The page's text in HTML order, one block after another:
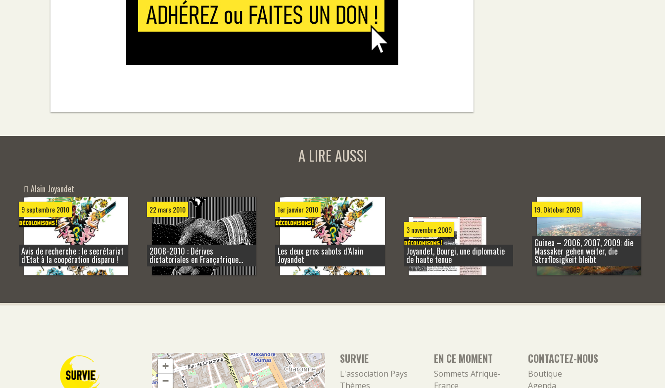
A LIRE AUSSI
Alain Joyandet
9 septembre 2010
Avis de recherche : le secrétariat
d’Etat à la coopération disparu !
22 mars 2010
2008-2010 : Dérives
dictatoriales en Françafrique...
1er janvier 2010
Les deux gros sabots d’Alain
Joyandet
3 novembre 2009
Joyandet, Bourgi, une diplomatie
de haute tenue
19. Oktober 2009
Guinea – 2006, 2007, 2009: die
Massaker gehen weiter, die
Straflosigkeit bleibt
+
−
SURVIE
L'association Pays
Thèmes
EN CE MOMENT
Sommets Afrique-
France
CONTACTEZ-NOUS
Boutique
Agenda